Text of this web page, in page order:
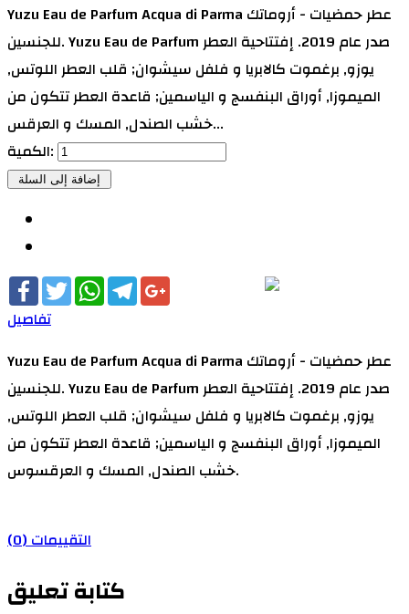
Yuzu Eau de Parfum Acqua di Parma عطر حمضيات - أروماتك
للجنسين. Yuzu Eau de Parfum صدر عام 2019. إفتتاحية العطر
يوزو, برغموت كالابريا و فلفل سيشوان; قلب العطر اللوتس,
الميموزا, أوراق البنفسج و الياسمين; قاعدة العطر تتكون من
خشب الصندل, المسك و العرقس...
الكمية:
Facebook
TwitterWhatsApp
Telegram
تفاصيل
Yuzu Eau de Parfum Acqua di Parma عطر حمضيات - أروماتك
للجنسين. Yuzu Eau de Parfum صدر عام 2019. إفتتاحية العطر
يوزو, برغموت كالابريا و فلفل سيشوان; قلب العطر اللوتس,
الميموزا, أوراق البنفسج و الياسمين; قاعدة العطر تتكون من
خشب الصندل, المسك و العرقسوس.
التقييمات (0)
كتابة تعليق